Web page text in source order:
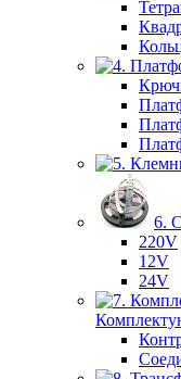
6.
220V
12V
24V